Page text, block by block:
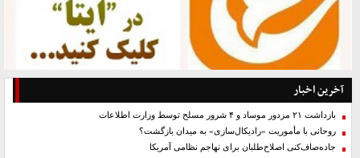
آخرین اخبار
بازداشت ۲۱ مزدور موساد و ۴ شرور مسلح توسط وزارت اطلاعات
روحانی با مأموریت «رادیکال‌سازی» به میدان بازگشت؟
جاده‌صاف‌کنی اصلاح‌طلبان برای تهاجم نظامی آمریکا